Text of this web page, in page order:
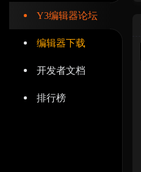
Y3编辑器论坛
编辑器下载
开发者文档
排行榜